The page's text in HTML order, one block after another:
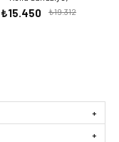
₺15.450 ₺19.312